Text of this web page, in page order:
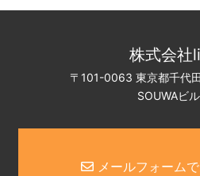
株式会社
〒101-0063 東京都千代
SOUWAビ
メールフォーム